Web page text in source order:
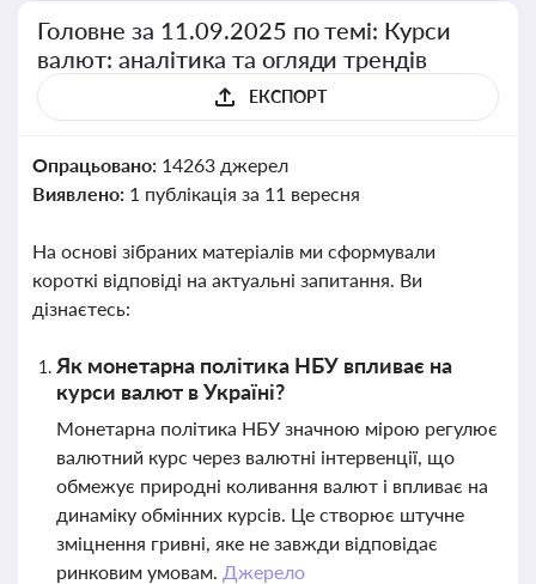
Головне за 11.09.2025 по темі: Курси
валют: аналітика та огляди трендів
ЕКСПОРТ
Опрацьовано: 14263 джерел
Виявлено: 1 публікація за 11 вересня
На основі зібраних матеріалів ми сформували
короткі відповіді на актуальні запитання. Ви
дізнаєтесь:
Як монетарна політика НБУ впливає на
курси валют в Україні?
Монетарна політика НБУ значною мірою регулює
валютний курс через валютні інтервенції, що
обмежує природні коливання валют і впливає на
динаміку обмінних курсів. Це створює штучне
зміцнення гривні, яке не завжди відповідає
ринковим умовам. Джерело